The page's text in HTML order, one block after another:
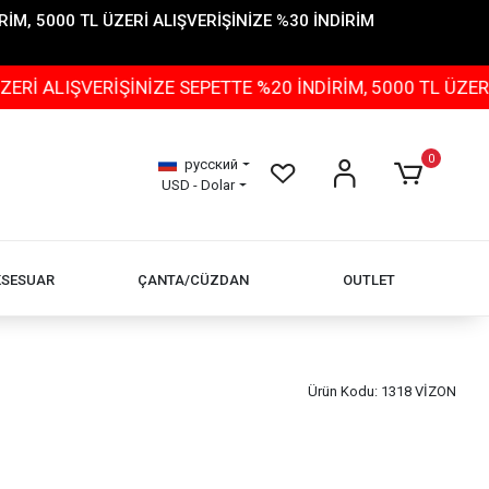
5000 TL ÜZERİ ALIŞVERİŞİNİZE %30 İNDİRİM
SEPETTE %20 İNDİRİM, 5000 TL ÜZERİ
русский
USD - Dolar
0
ÇANTA/CÜZDAN OUTLET
Ürün Kodu: 1318 VİZON